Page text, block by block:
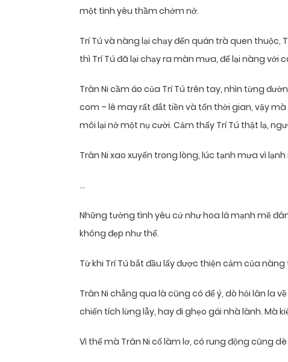
một tình yêu thầm chớm nở.
Trí Tú và nàng lại chạy đến quán trà quen thuộc,
thì Trí Tú đã lại chạy ra màn mưa, để lại nàng với
Trân Ni cầm áo của Trí Tú trên tay, nhìn từng
com – lê may rất đắt tiền và tốn thời gian, vậy
môi lại nở một nụ cười. Cảm thấy Trí Tú thật lạ,
Trân Ni xao xuyến trong lòng, lúc tạnh mưa vì
…
Những tưởng tình yêu cứ như hoa lá mạnh mẽ
không đẹp như thế.
Từ khi Trí Tú bắt đầu lấy được thiện cảm của
Trân Ni chẳng qua là cũng có để ý, dò hỏi lân la
chiến tích lừng lẫy, hay đi ghẹo gái nhà lành. Mà
Vì thế mà Trân Ni cố làm lơ, có rung động cũng